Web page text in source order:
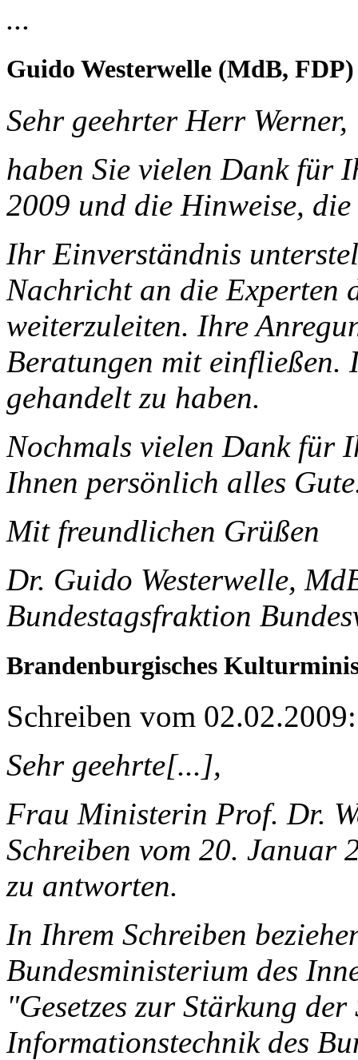
...
Guido Westerwelle (MdB, FDP)
Sehr geehrter Herr Werner,
haben Sie vielen Dank für
2009 und die Hinweise,
Ihr Einverständnis
Nachricht an die Experten
weiterzuleiten. Ihre
Beratungen mit einfließen.
gehandelt zu haben.
Nochmals vielen Dank für
Ihnen persönlich alles
Mit freundlichen Grüßen
Dr. Guido Westerwelle,
Bundestagsfraktion
Brandenburgisches
Schreiben vom 02.02.2009:
Sehr geehrte[...],
Frau Ministerin Prof. Dr.
Schreiben vom 20. Januar
zu antworten.
In Ihrem Schreiben
Bundesministerium des
"Gesetzes zur Stärkung
Informationstechnik des